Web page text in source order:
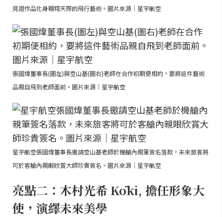
見證作品化身翱翔天際的飛行藝術。圖片來源｜星宇航空
張國煒董事長(圖左)與空山基(圖右)老師在合作初期便相約，要將這件藝術
品親自飛到老師面前。圖片來源｜星宇航空
星宇航空張國煒董事長邀請空山基老師於機艙內親筆簽名落款，未來旅客將
可於客艙內親眼欣賞大師珍貴簽名。圖片來源｜星宇航空
亮點二：木村光希 Kōki, 擔任形象大
使，演繹未來美學